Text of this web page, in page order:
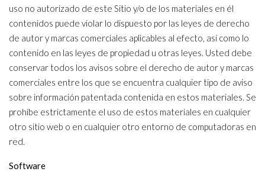
uso no autorizado de este Sitio y/o de los materiales en él
contenidos puede violar lo dispuesto por las leyes de derecho
de autor y marcas comerciales aplicables al efecto, así como lo
contenido en las leyes de propiedad u otras leyes. Usted debe
conservar todos los avisos sobre el derecho de autor y marcas
comerciales entre los que se encuentra cualquier tipo de aviso
sobre información patentada contenida en estos materiales. Se
prohíbe estrictamente el uso de estos materiales en cualquier
otro sitio web o en cualquier otro entorno de computadoras en
red.
Software